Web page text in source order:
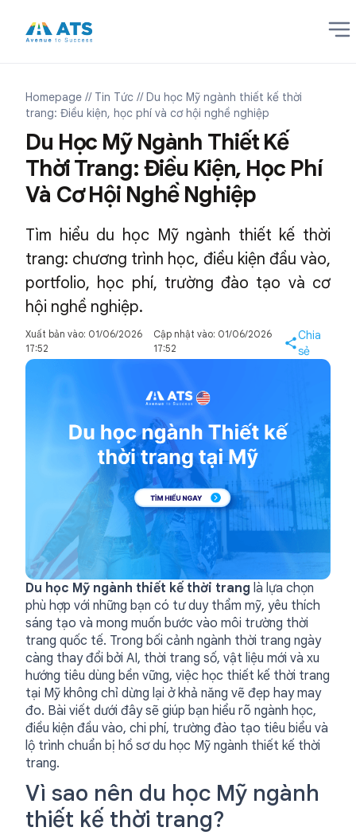
Homepage // Tin Tức // Du học Mỹ ngành thiết kế thời
trang: Điều kiện, học phí và cơ hội nghề nghiệp
Du Học Mỹ Ngành Thiết Kế
Thời Trang: Điều Kiện, Học Phí
Và Cơ Hội Nghề Nghiệp
Tìm hiểu du học Mỹ ngành thiết kế thời
trang: chương trình học, điều kiện đầu vào,
portfolio, học phí, trường đào tạo và cơ
hội nghề nghiệp.
Xuất bản vào: 01/06/2026
17:52
Cập nhật vào: 01/06/2026
17:52
Chia
sẻ
Du học Mỹ ngành thiết kế thời trang là lựa chọn
phù hợp với những bạn có tư duy thẩm mỹ, yêu thích
sáng tạo và mong muốn bước vào môi trường thời
trang quốc tế. Trong bối cảnh ngành thời trang ngày
càng thay đổi bởi AI, thời trang số, vật liệu mới và xu
hướng tiêu dùng bền vững, việc học thiết kế thời trang
tại Mỹ không chỉ dừng lại ở khả năng vẽ đẹp hay may
đo. Bài viết dưới đây sẽ giúp bạn hiểu rõ ngành học,
điều kiện đầu vào, chi phí, trường đào tạo tiêu biểu và
lộ trình chuẩn bị hồ sơ du học Mỹ ngành thiết kế thời
trang.
Vì sao nên du học Mỹ ngành
thiết kế thời trang?